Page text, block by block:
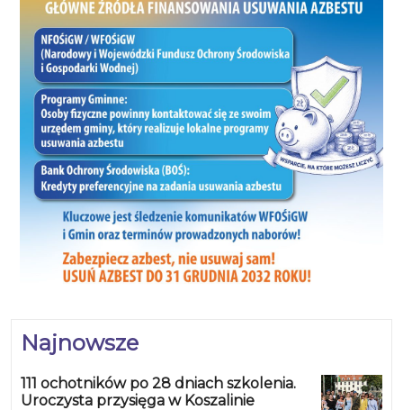
Najnowsze
111 ochotników po 28 dniach szkolenia.
Uroczysta przysięga w Koszalinie